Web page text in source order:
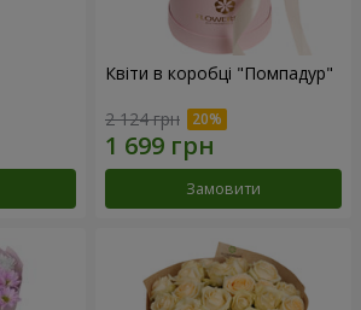
Квіти в коробці "Помпадур"
2 124 грн
Замовити